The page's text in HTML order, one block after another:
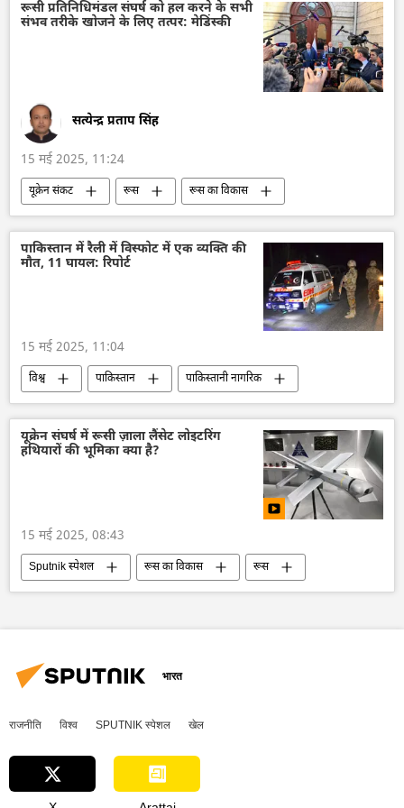
श्रीनगर
आतंकवाद
आतंकवाद विरोधी कानून
यूएन सुरक्षा परिषद
रूसी प्रतिनिधिमंडल संघर्ष को हल करने के सभी
संभव तरीके खोजने के लिए तत्पर: मेडिंस्की
सत्येन्द्र प्रताप सिंह
15 मई 2025, 11:24
यूक्रेन संकट रूस
रूस का विकास
रेसेप तईप एर्दोगन
रक्षा मंत्रालय (MoD)
व्लादिमीर पुतिन
यूक्रेन
वोलोडिमिर ज़ेलेंस्की
तुर्की
शांति संधि
पाकिस्तान में रैली में विस्फोट में एक व्यक्ति की
मौत, 11 घायल: रिपोर्ट
15 मई 2025, 11:04
विश्व पाकिस्तान
पाकिस्तानी नागरिक
बम विस्फोट
खैबर पख्तूनख्वा
बलूचिस्तान
मौत
यूक्रेन संघर्ष में रूसी ज़ाला लैंसेट लोइटरिंग
हथियारों की भूमिका क्या है?
15 मई 2025, 08:43
Sputnik स्पेशल रूस का विकास
रूस
रूसी सेना
विशेष सैन्य अभियान
यूक्रेन
भारत
राजनीति विश्व SPUTNIK स्पेशल खेल